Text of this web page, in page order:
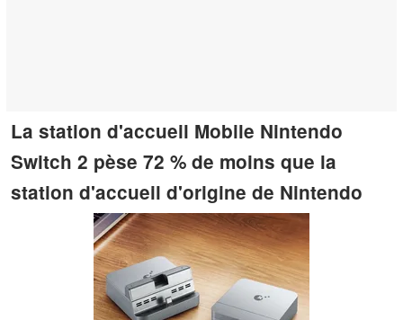
La station d'accueil Mobile Nintendo
Switch 2 pèse 72 % de moins que la
station d'accueil d'origine de Nintendo